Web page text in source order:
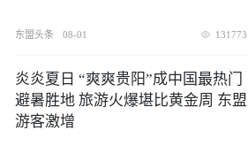
东盟头条 08-01 131773
炎炎夏日 “爽爽贵阳”成中国最热门
避暑胜地 旅游火爆堪比黄金周 东盟
游客激增